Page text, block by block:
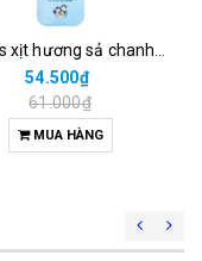
54.500₫
61.000₫
MUA HÀNG